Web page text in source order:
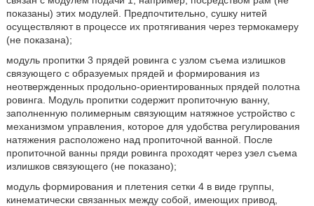
показаны) этих модулей. Предпочтительно, сушку нитей
осуществляют в процессе их протягивания через термокамеру
(не показана);
модуль пропитки 3 прядей ровинга с узлом съема излишков
связующего с образуемых прядей и формирования из
неотвержденных продольно-ориентированных прядей полотна
ровинга. Модуль пропитки содержит пропиточную ванну,
заполненную полимерным связующим натяжное устройство с
механизмом управления, которое для удобства регулирования
натяжения расположено над пропиточной ванной. После
пропиточной ванны пряди ровинга проходят через узел съема
излишков связующего (не показано);
модуль формирования и плетения сетки 4 в виде группы,
кинематически связанных между собой, имеющих привод,